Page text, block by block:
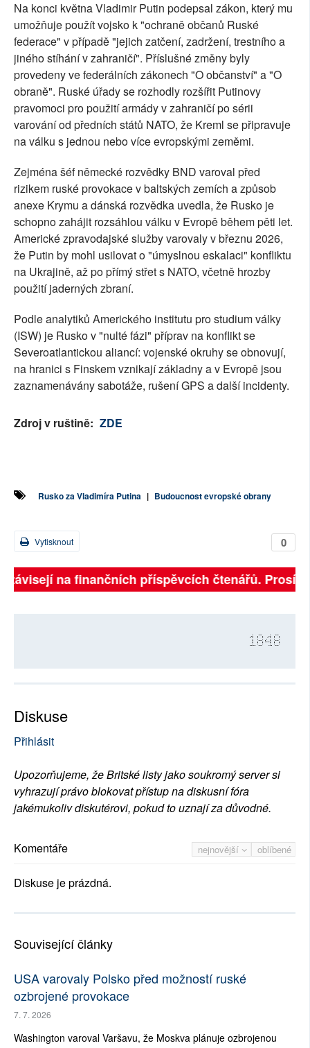
Na konci května Vladimir Putin podepsal zákon, který mu
umožňuje použít vojsko k "ochraně občanů Ruské
federace" v případě "jejich zatčení, zadržení, trestního a
jiného stíhání v zahraničí". Příslušné změny byly
provedeny ve federálních zákonech "O občanství" a "O
obraně". Ruské úřady se rozhodly rozšířit Putinovy
pravomoci pro použití armády v zahraničí po sérii
varování od předních států NATO, že Kreml se připravuje
na válku s jednou nebo více evropskými zeměmi.
Zejména šéf německé rozvědky BND varoval před
rizikem ruské provokace v baltských zemích a způsob
anexe Krymu a dánská rozvědka uvedla, že Rusko je
schopno zahájit rozsáhlou válku v Evropě během pěti let.
Americké zpravodajské služby varovaly v březnu 2026,
že Putin by mohl usilovat o "úmyslnou eskalaci" konfliktu
na Ukrajině, až po přímý střet s NATO, včetně hrozby
použití jaderných zbraní.
Podle analytiků Amerického institutu pro studium války
(ISW) je Rusko v "nulté fázi" příprav na konflikt se
Severoatlantickou aliancí: vojenské okruhy se obnovují,
na hranici s Finskem vznikají základny a v Evropě jsou
zaznamenávány sabotáže, rušení GPS a další incidenty.
Zdroj v ruštině: ZDE
Rusko za Vladimíra Putina | Budoucnost evropské obrany
0
Vytisknout
na finančních příspěvcích čtenářů.
1848
Diskuse
Přihlásit
Upozorňujeme, že Britské listy jako soukromý server si
vyhrazují právo blokovat přístup na diskusní fóra
jakémukoliv diskutérovi, pokud to uznají za důvodné.
nejnovější oblíbené
Komentáře
Diskuse je prázdná.
Související články
USA varovaly Polsko před možností ruské
ozbrojené provokace
7. 7. 2026
Washington varoval Varšavu, že Moskva plánuje ozbrojenou